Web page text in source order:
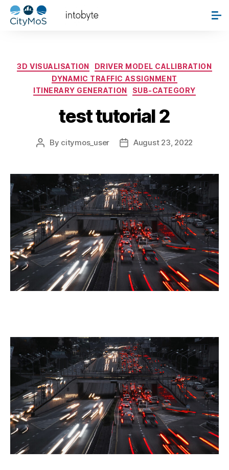
Category:Itinerary Generation
3D VISUALISATION
DRIVER MODEL CALLIBRATION
DYNAMIC TRAFFIC ASSIGNMENT
ITINERARY GENERATION
SUB-CATEGORY
test tutorial 2
By citymos_user August 23, 2022